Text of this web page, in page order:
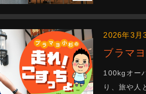
2026年3月
ブラマ
100kgオー
り、旅や人